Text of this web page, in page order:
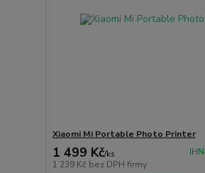
Xiaomi Mi Portable Photo Printer
1 499 Kč/ks
1 239 Kč bez DPH firmy